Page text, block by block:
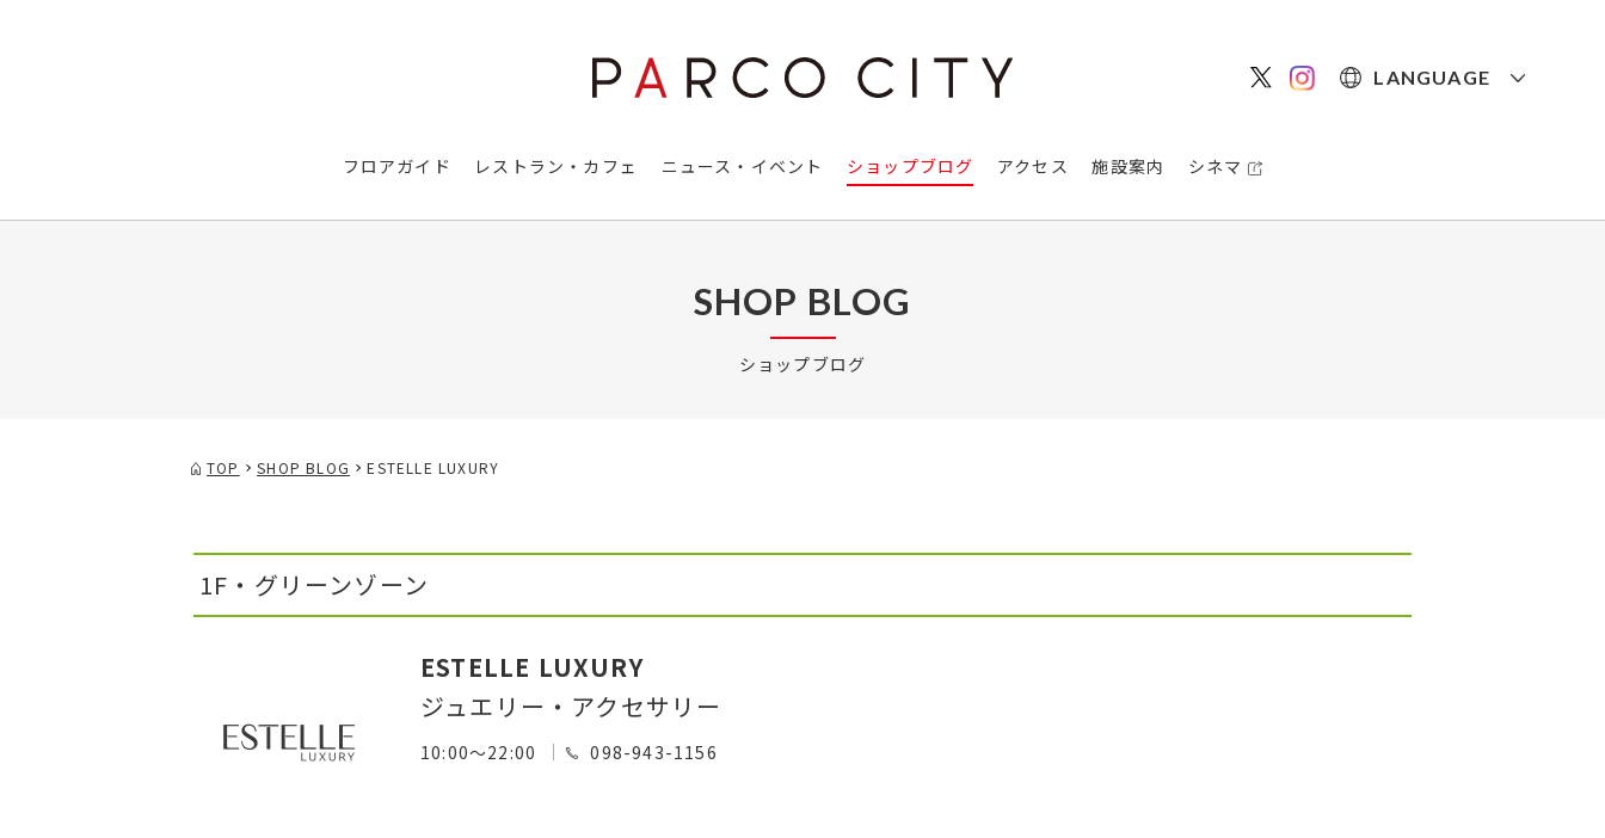
LANGUAGE
フロアガイド レストラン・カフェ ニュース・イベント ショップブログ アクセス 施設案内 シネマ
SHOP BLOG
ショップブログ
TOP SHOP BLOG ESTELLE LUXURY
1F・グリーンゾーン
ESTELLE LUXURY
ジュエリー・アクセサリー
10:00～22:00 098-943-1156